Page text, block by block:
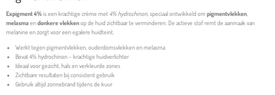
Expigment 4%is een krachtige crème met 4% hydrochinon , speciaal ontwikkeld ompigmentvlekken
melasmaendonkere vlekkenop de huid zichtbaar te verminderen. De actieve stof remt de aanmaak van
melanine en zorgt voor een egalere huidteint.
Werkt tegen pigmentvlekken, ouderdomsvlekken en melasma
Bevat 4% hydrochinon – krachtige huidverlichter
Ideaal voor gezicht, hals en verkleurde zones
Zichtbare resultaten bij consistent gebruik
Gebruik altijd zonnebrand tijdens de kuur